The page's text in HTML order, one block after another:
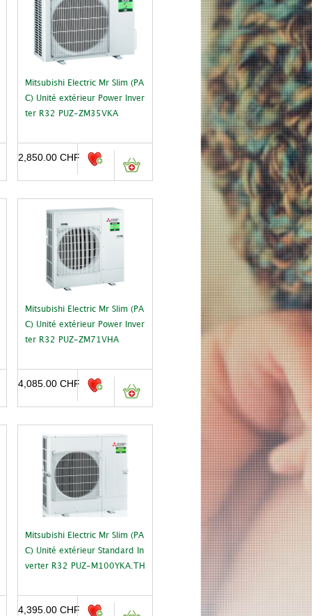
Mitsubishi Electric Mr Slim (PA
C) Unité extérieur Power Inver
ter R32 PUZ-ZM35VKA
2,850.00 CHF
Mitsubishi Electric Mr Slim (PA
C) Unité extérieur Power Inver
ter R32 PUZ-ZM71VHA
4,085.00 CHF
Mitsubishi Electric Mr Slim (PA
C) Unité extérieur Standard In
verter R32 PUZ-M100YKA.TH
4,395.00 CHF